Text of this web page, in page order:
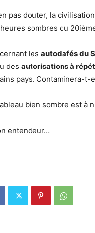
pas douter, la
sombres du
les autodafés du
des autorisations à
pays. Contaminera-t-
bien sombre est à
entendeur…